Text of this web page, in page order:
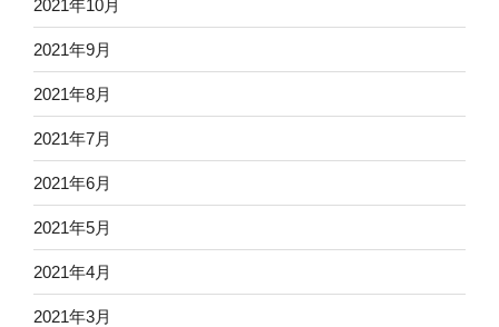
2021年10月
2021年9月
2021年8月
2021年7月
2021年6月
2021年5月
2021年4月
2021年3月